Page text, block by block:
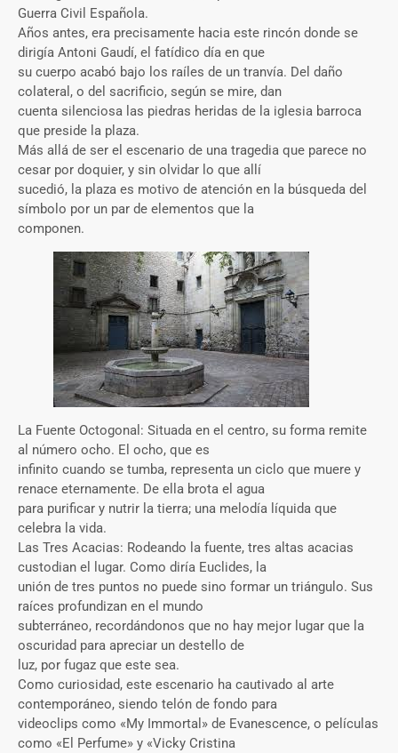
Guerra Civil Española.
Años antes, era precisamente hacia este rincón donde se
dirigía Antoni Gaudí, el fatídico día en que
su cuerpo acabó bajo los raíles de un tranvía. Del daño
colateral, o del sacrificio, según se mire, dan
cuenta silenciosa las piedras heridas de la iglesia barroca
que preside la plaza.
Más allá de ser el escenario de una tragedia que parece no
cesar por doquier, y sin olvidar lo que allí
sucedió, la plaza es motivo de atención en la búsqueda del
símbolo por un par de elementos que la
componen.
La Fuente Octogonal: Situada en el centro, su forma remite
al número ocho. El ocho, que es
infinito cuando se tumba, representa un ciclo que muere y
renace eternamente. De ella brota el agua
para purificar y nutrir la tierra; una melodía líquida que
celebra la vida.
Las Tres Acacias: Rodeando la fuente, tres altas acacias
custodian el lugar. Como diría Euclides, la
unión de tres puntos no puede sino formar un triángulo. Sus
raíces profundizan en el mundo
subterráneo, recordándonos que no hay mejor lugar que la
oscuridad para apreciar un destello de
luz, por fugaz que este sea.
Como curiosidad, este escenario ha cautivado al arte
contemporáneo, siendo telón de fondo para
videoclips como «My Immortal» de Evanescence, o películas
como «El Perfume» y «Vicky Cristina